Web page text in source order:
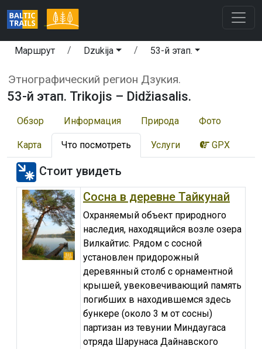
Маршрут Dzukija 53-й этап.
Этнографический регион Дзукия.
53-й этап. Trikojis – Didžiasalis.
Обзор Информация Природа Фото
Карта Что посмотреть Услуги GPX
Стоит увидеть
Сосна в деревне Тайкунай
Охраняемый объект природного
наследия, находящийся возле озера
Вилкайтис. Рядом с сосной
установлен придорожный
деревянный столб с орнаментной
крышей, увековечивающий память
погибших в находившемся здесь
бункере (около 3 м от сосны)
партизан из тевунии Миндаугаса
отряда Шарунаса Дайнавского